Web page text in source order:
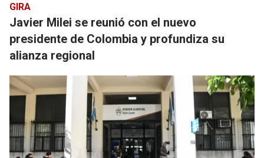
GIRA
Javier Milei se reunió con el nuevo
presidente de Colombia y profundiza su
alianza regional